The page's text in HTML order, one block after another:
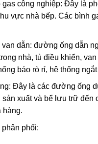
gas công nghiệp: Đây là
vực nhà bếp. Các bình
van dẫn: đường ống dẫn
nhà, tủ điều khiển,
báo rò rỉ, hệ thống
Đây là các đường ống
sản xuất và bể lưu trữ đến
hàng.
phân phối: